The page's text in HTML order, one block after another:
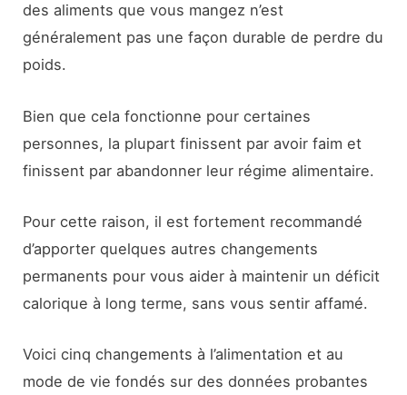
des aliments que vous mangez n’est
généralement pas une façon durable de perdre du
poids.
Bien que cela fonctionne pour certaines
personnes, la plupart finissent par avoir faim et
finissent par abandonner leur régime alimentaire.
Pour cette raison, il est fortement recommandé
d’apporter quelques autres changements
permanents pour vous aider à maintenir un déficit
calorique à long terme, sans vous sentir affamé.
Voici cinq changements à l’alimentation et au
mode de vie fondés sur des données probantes